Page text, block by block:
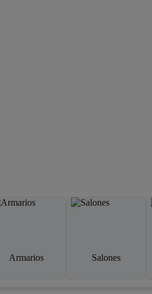
Armarios Salones